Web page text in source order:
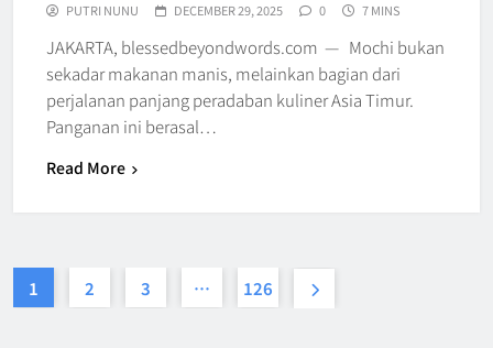
PUTRI NUNU DECEMBER 29, 2025 0 7 MINS
JAKARTA, blessedbeyondwords.com — Mochi bukan
sekadar makanan manis, melainkan bagian dari
perjalanan panjang peradaban kuliner Asia Timur.
Panganan ini berasal…
Read More
1 2 3 … 126